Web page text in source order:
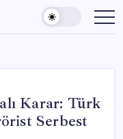
Karar: Türk
Serbest